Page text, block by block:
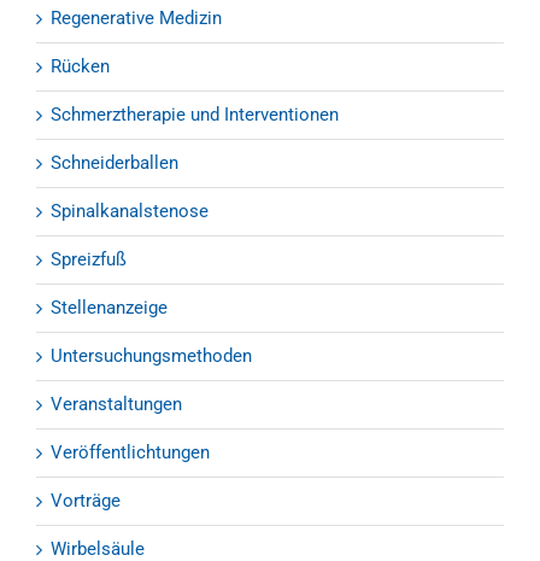
Regenerative Medizin
Rücken
Schmerztherapie und Interventionen
Schneiderballen
Spinalkanalstenose
Spreizfuß
Stellenanzeige
Untersuchungsmethoden
Veranstaltungen
Veröffentlichtungen
Vorträge
Wirbelsäule